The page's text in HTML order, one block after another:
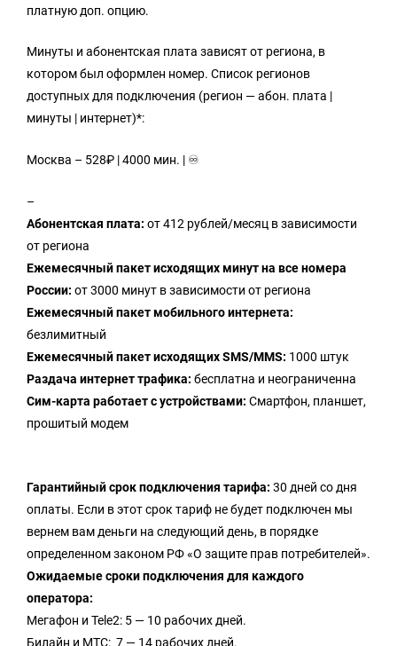
платную доп. опцию.
Минуты и абонентская плата зависят от региона, в
котором был оформлен номер. Список регионов
доступных для подключения (регион — абон. плата |
минуты | интернет)*:
Москва – 528₽ | 4000 мин. | ♾️
–
Абонентская плата: от 412 рублей/месяц в зависимости
от региона
Ежемесячный пакет исходящих минут на все номера
России: от 3000 минут в зависимости от региона
Ежемесячный пакет мобильного интернета:
безлимитный
Ежемесячный пакет исходящих SMS/MMS: 1000 штук
Раздача интернет трафика: бесплатна и неограниченна
Сим-карта работает с устройствами: Смартфон, планшет,
прошитый модем
Гарантийный срок подключения тарифа: 30 дней со дня
оплаты. Если в этот срок тариф не будет подключен мы
вернем вам деньги на следующий день, в порядке
определенном законом РФ «О защите прав потребителей».
Ожидаемые сроки подключения для каждого
оператора:
Мегафон и Tele2: 5 — 10 рабочих дней.
Билайн и МТС: 7 — 14 рабочих дней.